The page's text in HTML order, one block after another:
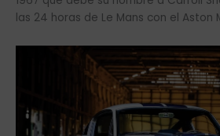
las 24 horas de Le Mans con el Aston